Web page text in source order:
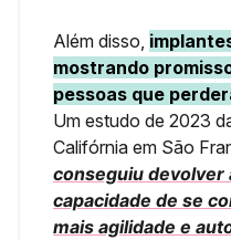
Além disso,
mostrando
pessoas que
Um estudo de 2023
Califórnia em São
conseguiu devolver
capacidade de se
mais agilidade e